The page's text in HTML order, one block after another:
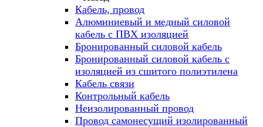
Кабель, провод
Алюминиевый и медный силовой
кабель с ПВХ изоляцией
Бронированный силовой кабель
Бронированный силовой кабель с
изоляцией из сшитого полиэтилена
Кабель связи
Контрольный кабель
Неизолированный провод
Провод самонесущий изолированный